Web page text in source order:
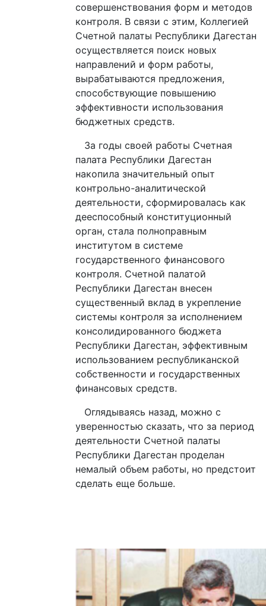
совершенствования форм и методов
контроля. В связи с этим, Коллегией
Счетной палаты Республики Дагестан
осуществляется поиск новых
направлений и форм работы,
вырабатываются предложения,
способствующие повышению
эффективности использования
бюджетных средств.
За годы своей работы Счетная
палата Республики Дагестан
накопила значительный опыт
контрольно-аналитической
деятельности, сформировалась как
дееспособный конституционный
орган, стала полноправным
институтом в системе
государственного финансового
контроля. Счетной палатой
Республики Дагестан внесен
существенный вклад в укрепление
системы контроля за исполнением
консолидированного бюджета
Республики Дагестан, эффективным
использованием республиканской
собственности и государственных
финансовых средств.
Оглядываясь назад, можно с
уверенностью сказать, что за период
деятельности Счетной палаты
Республики Дагестан проделан
немалый объем работы, но предстоит
сделать еще больше.